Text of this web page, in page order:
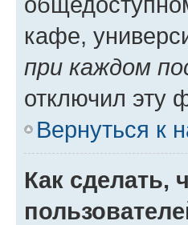
кафе,
при каждом
отключил эту
Вернуться к
Как сделать,